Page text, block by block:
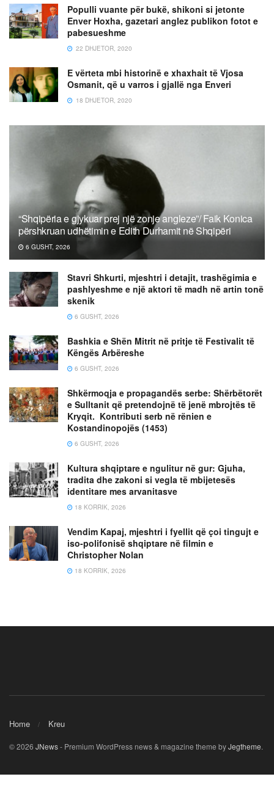
Populli vuante për bukë, shikoni si jetonte
Enver Hoxha, gazetari anglez publikon fotot e
pabesueshme
22 DHJETOR, 2020
E vërteta mbi historinë e xhaxhait të Vjosa
Osmanit, që u varros i gjallë nga Enveri
18 DHJETOR, 2020
“Shqipëria e gjykuar prej një zonje angleze”/ Faik Konica
përshkruan udhëtimin e Edith Durhamit në Shqipëri
6 GUSHT, 2026
Stavri Shkurti, mjeshtri i detajit, trashëgimia e
pashlyeshme e një aktori të madh në artin tonë
skenik
6 GUSHT, 2026
Bashkia e Shën Mitrit në pritje të Festivalit të
Këngës Arbëreshe
6 GUSHT, 2026
Shkërmoqja e propagandës serbe: Shërbëtorët
e Sulltanit që pretendojnë të jenë mbrojtës të
Kryqit. Kontributi serb në rënien e
Kostandinopojës (1453)
6 GUSHT, 2026
Kultura shqiptare e ngulitur në gur: Gjuha,
tradita dhe zakoni si vegla të mbijetesës
identitare mes arvanitasve
18 KORRIK, 2026
Vendim Kapaj, mjeshtri i fyellit që çoi tingujt e
iso-polifonisë shqiptare në filmin e
Christopher Nolan
18 KORRIK, 2026
Home Kreu
© 2026 JNews- Premium WordPress news & magazine theme byJegtheme.